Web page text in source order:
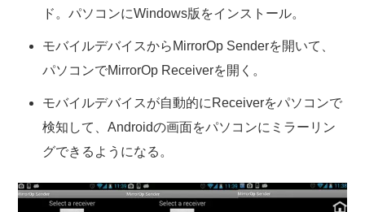
ド。パソコンにWindows版をインストール。
モバイルデバイスからMirrorOp Senderを開いて、
パソコンでMirrorOp Receiverを開く。
モバイルデバイスが自動的にReceiverをパソコンで
検知して、Androidの画面をパソコンにミラーリン
グできるようになる。